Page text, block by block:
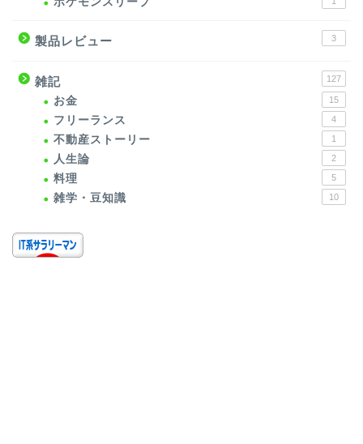
製品レビュー 3
雑記 127
お金 15
フリーランス 4
不動産ストーリー 1
人生論 2
料理 5
雑学・豆知識 10